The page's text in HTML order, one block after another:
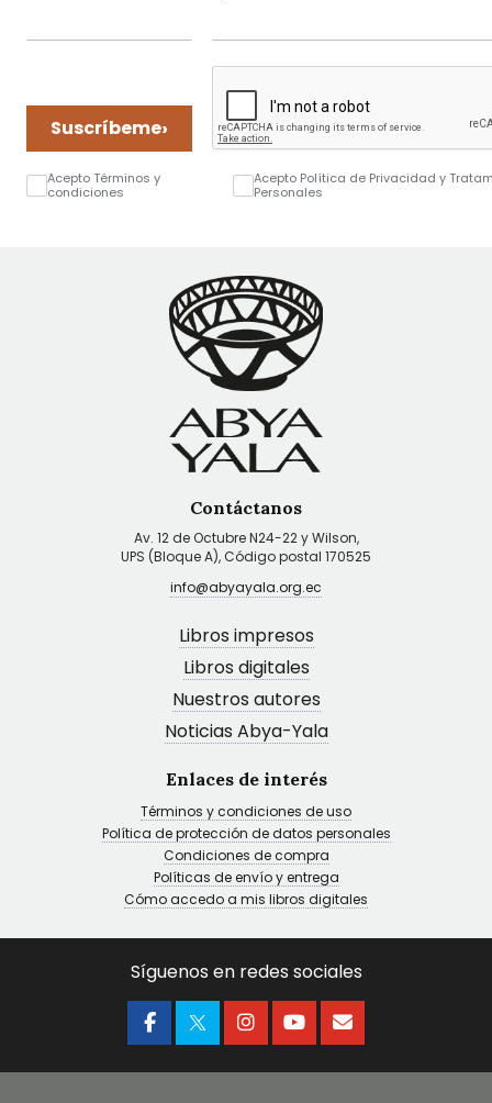
Suscríbeme›
Acepto Términos y
condiciones
Acepto Política de Privacidad y
Personales
Contáctanos
Av. 12 de Octubre N24-22 y Wilson,
UPS (Bloque A), Código postal 170525
info@abyayala.org.ec
Libros impresos
Libros digitales
Nuestros autores
Noticias Abya-Yala
Enlaces de interés
Términos y condiciones de uso
Política de protección de datos personales
Condiciones de compra
Políticas de envío y entrega
Cómo accedo a mis libros digitales
Síguenos en redes sociales